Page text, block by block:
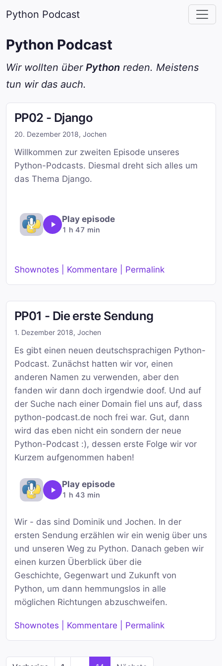
Python Podcast
Python Podcast
Wir wollten über Python reden. Meistens
tun wir das auch.
PP02 - Django
20. Dezember 2018, Jochen
Willkommen zur zweiten Episode unseres
Python-Podcasts. Diesmal dreht sich alles um
das Thema Django.
Play episode
1 h 47 min
Shownotes | Kommentare | Permalink
PP01 - Die erste Sendung
1. Dezember 2018, Jochen
Es gibt einen neuen deutschsprachigen Python-
Podcast. Zunächst hatten wir vor, einen
anderen Namen zu verwenden, aber den
fanden wir dann doch irgendwie doof. Und auf
der Suche nach einer Domain fiel uns auf, dass
python-podcast.de noch frei war. Gut, dann
wird das eben nicht ein sondern der neue
Python-Podcast :), dessen erste Folge wir vor
Kurzem aufgenommen haben!
Play episode
1 h 43 min
Wir - das sind Dominik und Jochen. In der
ersten Sendung erzählen wir ein wenig über uns
und unseren Weg zu Python. Danach geben wir
einen kurzen Überblick über die
Geschichte, Gegenwart und Zukunft von
Python, um dann hemmungslos in alle
möglichen Richtungen abzuschweifen.
Shownotes | Kommentare | Permalink